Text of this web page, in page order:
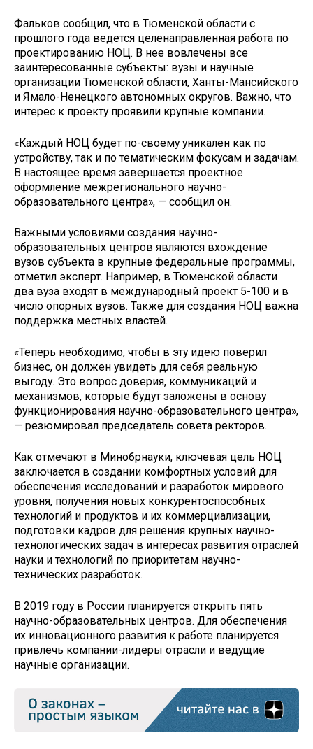
Фальков сообщил, что в Тюменской области с
прошлого года ведется целенаправленная работа по
проектированию НОЦ. В нее вовлечены все
заинтересованные субъекты: вузы и научные
организации Тюменской области, Ханты-Мансийского
и Ямало-Ненецкого автономных округов. Важно, что
интерес к проекту проявили крупные компании.
«Каждый НОЦ будет по-своему уникален как по
устройству, так и по тематическим фокусам и задачам.
В настоящее время завершается проектное
оформление межрегионального научно-
образовательного центра», — сообщил он.
Важными условиями создания научно-
образовательных центров являются вхождение
вузов субъекта в крупные федеральные программы,
отметил эксперт. Например, в Тюменской области
два вуза входят в международный проект 5-100 и в
число опорных вузов. Также для создания НОЦ важна
поддержка местных властей.
«Теперь необходимо, чтобы в эту идею поверил
бизнес, он должен увидеть для себя реальную
выгоду. Это вопрос доверия, коммуникаций и
механизмов, которые будут заложены в основу
функционирования научно-образовательного центра»,
— резюмировал председатель совета ректоров.
Как отмечают в Минобрнауки, ключевая цель НОЦ
заключается в создании комфортных условий для
обеспечения исследований и разработок мирового
уровня, получения новых конкурентоспособных
технологий и продуктов и их коммерциализации,
подготовки кадров для решения крупных научно-
технологических задач в интересах развития отраслей
науки и технологий по приоритетам научно-
технических разработок.
В 2019 году в России планируется открыть пять
научно-образовательных центров. Для обеспечения
их инновационного развития к работе планируется
привлечь компании-лидеры отрасли и ведущие
научные организации.